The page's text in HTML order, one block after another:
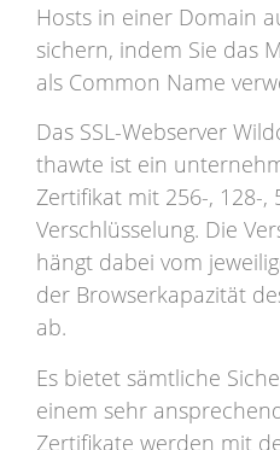
Hosts in einer Domain
sichern, indem Sie das
als Common Name
Das SSL-Webserver
thawte ist ein
Zertifikat mit 256-, 128-,
Verschlüsselung. Die
hängt dabei vom
der Browserkapazität
ab.
Es bietet sämtliche
einem sehr
Zertifikate werden mit